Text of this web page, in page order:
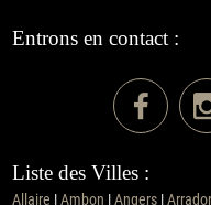
Entrons en contact :
Liste des Villes :
Allaire |Ambon |Angers|